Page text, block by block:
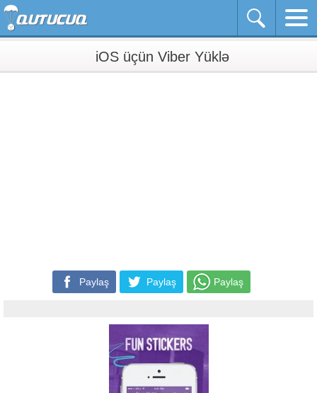
iOS üçün Viber Yüklə
Paylaş Paylaş Paylaş